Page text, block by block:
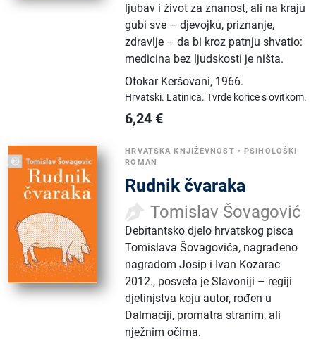
ljubav i život za znanost, ali na kraju
gubi sve – djevojku, priznanje,
zdravlje – da bi kroz patnju shvatio:
medicina bez ljudskosti je ništa.
Otokar Keršovani, 1966.
Hrvatski. Latinica.Tvrde korice s ovitkom.
6,24 €
HRVATSKA KNJIŽEVNOST •PSIHOLOŠKI
ROMAN
Rudnik čvaraka
Tomislav Šovagović
Debitantsko djelo hrvatskog pisca
Tomislava Šovagovića, nagrađeno
nagradom Josip i Ivan Kozarac
2012., posveta je Slavoniji – regiji
djetinjstva koju autor, rođen u
Dalmaciji, promatra stranim, ali
nježnim očima.